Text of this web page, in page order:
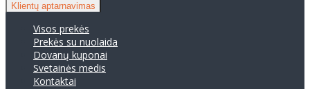
Klientų aptarnavimas
Visos prekės
Prekės su nuolaida
Dovanų kuponai
Svetainės medis
Kontaktai